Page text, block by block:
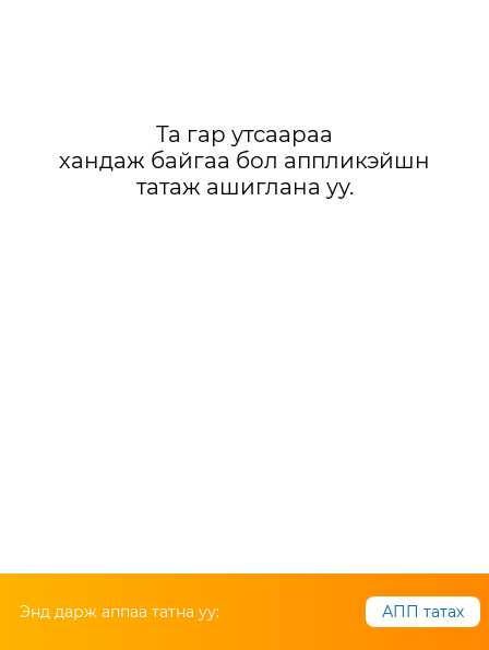
Та гар утсаараа
хандаж байгаа бол аппликэйшн
татаж ашиглана уу.
Энд дарж аппаа татна уу: АПП татах